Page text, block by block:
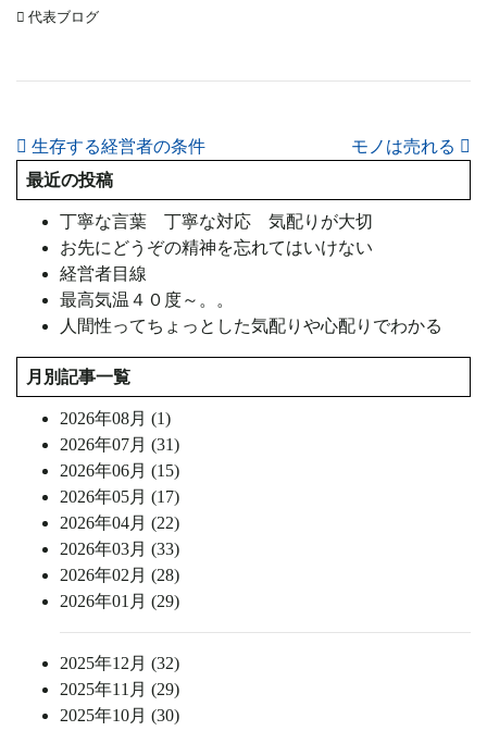
代表ブログ
投稿ナビゲーション
生存する経営者の条件
モノは売れる
最近の投稿
丁寧な言葉 丁寧な対応 気配りが大切
お先にどうぞの精神を忘れてはいけない
経営者目線
最高気温４０度～。。
人間性ってちょっとした気配りや心配りでわかる
月別記事一覧
2026年08月 (1)
2026年07月 (31)
2026年06月 (15)
2026年05月 (17)
2026年04月 (22)
2026年03月 (33)
2026年02月 (28)
2026年01月 (29)
2025年12月 (32)
2025年11月 (29)
2025年10月 (30)